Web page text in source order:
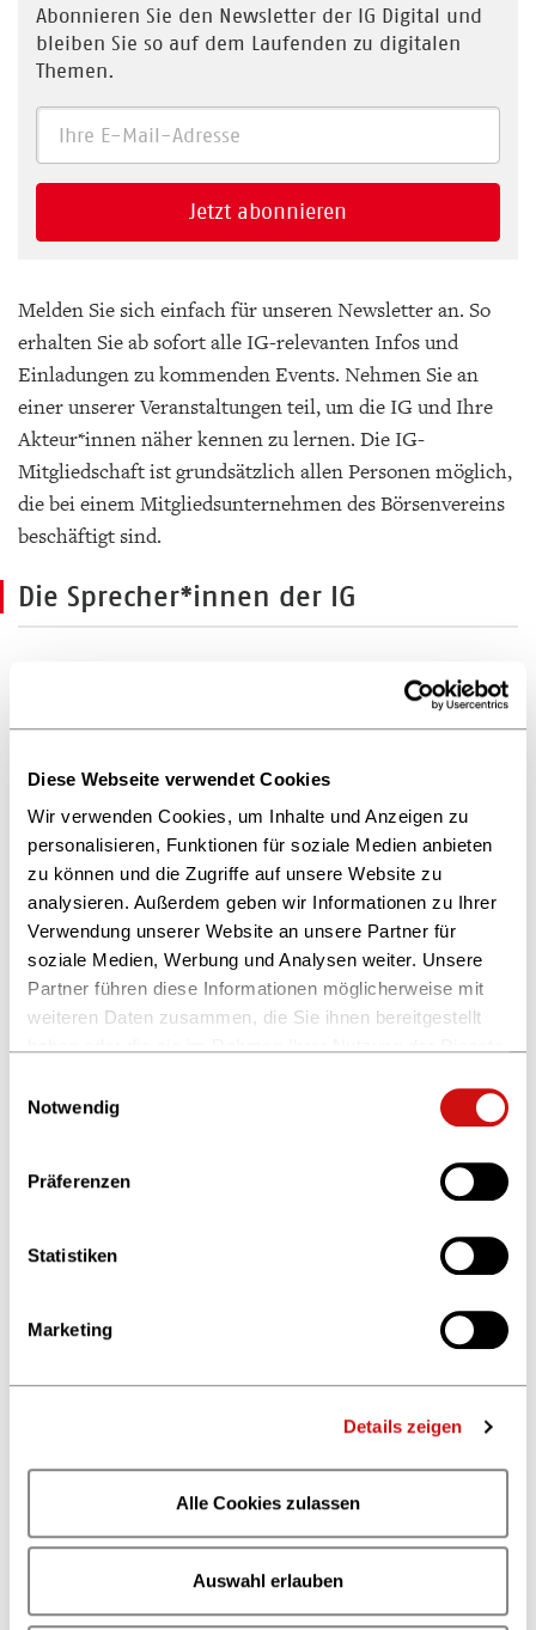
Diese Webseite verwendet Cookies
Wir verwenden Cookies, um Inhalte und Anzeigen zu
personalisieren, Funktionen für soziale Medien anbieten
zu können und die Zugriffe auf unsere Website zu
analysieren. Außerdem geben wir Informationen zu Ihrer
Verwendung unserer Website an unsere Partner für
soziale Medien, Werbung und Analysen weiter. Unsere
Partner führen diese Informationen möglicherweise mit
weiteren Daten zusammen, die Sie ihnen bereitgestellt
Weitere Informationen finden Sie in unserer
Notwendig
Präferenzen
Statistiken
Marketing
Details zeigen
Alle Cookies zulassen
Auswahl erlauben
Abonnieren Sie den Newsletter der IG Digital und
bleiben Sie so auf dem Laufenden zu digitalen
Themen.
Jetzt abonnieren
Melden Sie sich einfach für unseren Newsletter an. So
erhalten Sie ab sofort alle IG-relevanten Infos und
Einladungen zu kommenden Events. Nehmen Sie an
einer unserer Veranstaltungen teil, um die IG und Ihre
Akteur*innen näher kennen zu lernen. Die IG-
Mitgliedschaft ist grundsätzlich allen Personen möglich,
die bei einem Mitgliedsunternehmen des Börsenvereins
beschäftigt sind.
Die Sprecher*innen der IG
"Austausch, Inspiration, Motivation,
Partizipation, Emotion - all das findet man
bei der IG Digital. Ich bin sehr stolz,
gemeinsam mit unseren Mitgliedern die
Innovation in unserer Branche vorantreiben
zu können."
— Carmen Udina, Sprecherin IG Digital
Das Sprecher*innenteam der Interessengruppe wird von
ihren Mitgliedern gewählt. Amtierende Sprecher*innen
Eric Bartoletti,